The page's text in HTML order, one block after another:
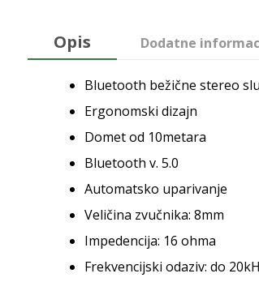
Opis Dodatne
Bluetooth bežične stereo
Ergonomski dizajn
Domet od 10metara
Bluetooth v. 5.0
Automatsko uparivanje
Veličina zvučnika: 8mm
Impedencija: 16 ohma
Frekvencijski odaziv: do